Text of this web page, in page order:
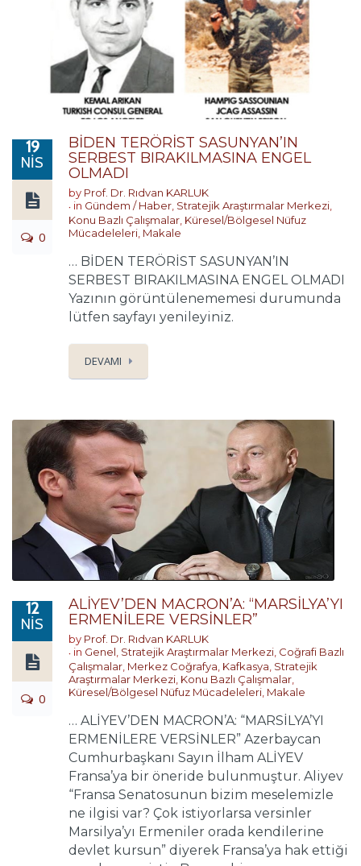
19
NIS
0
BİDEN TERÖRİST SASUNYAN’IN
SERBEST BIRAKILMASINA ENGEL
OLMADI
by Prof. Dr. Rıdvan KARLUK
in Gündem / Haber Stratejik Araştırmalar Merkezi
Konu Bazlı Çalışmalar Küresel/Bölgesel Nüfuz
Mücadeleleri Makale
… BİDEN TERÖRİST SASUNYAN’IN
SERBEST BIRAKILMASINA ENGEL OLMADI
Yazının görüntülenememesi durumunda
lütfen sayfayı yenileyiniz.
DEVAMI
12
NIS
0
ALİYEV’DEN MACRON’A: “MARSİLYA’YI
ERMENİLERE VERSİNLER”
by Prof. Dr. Rıdvan KARLUK
in Genel Stratejik Araştırmalar Merkezi Coğrafi Bazlı
Çalışmalar Merkez Coğrafya Kafkasya Stratejik
Araştırmalar Merkezi Konu Bazlı Çalışmalar
Küresel/Bölgesel Nüfuz Mücadeleleri Makale
… ALİYEV’DEN MACRON’A: “MARSİLYA’YI
ERMENİLERE VERSİNLER” Azerbaycan
Cumhurbaşkanı Sayın İlham ALİYEV
Fransa’ya bir öneride bulunmuştur. Aliyev
“Fransa Senatosunun bizim meselemizle
ne ilgisi var? Çok istiyorlarsa versinler
Marsilya’yı Ermeniler orada kendilerine
devlet kursun” diyerek Fransa’ya hak ettiği